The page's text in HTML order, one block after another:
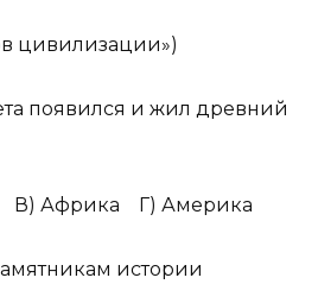
цивилизации»)
появился и жил древний
В) Африка Г) Америка
истории